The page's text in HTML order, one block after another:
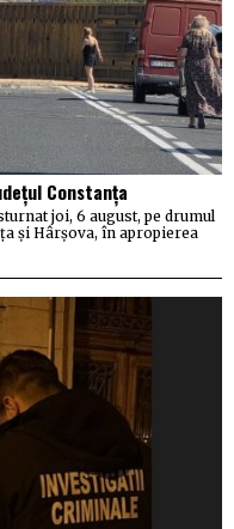
Constanța
joi, 6 august, pe drumul
și Hârșova, în apropierea